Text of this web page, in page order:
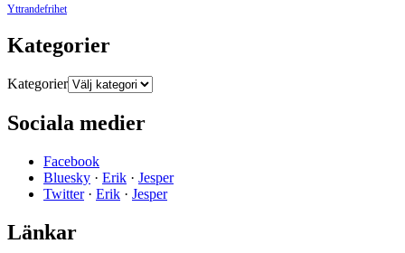
Yttrandefrihet
Kategorier
Kategorier
Sociala medier
Facebook
Bluesky · Erik · Jesper
Twitter· Erik · Jesper
Länkar